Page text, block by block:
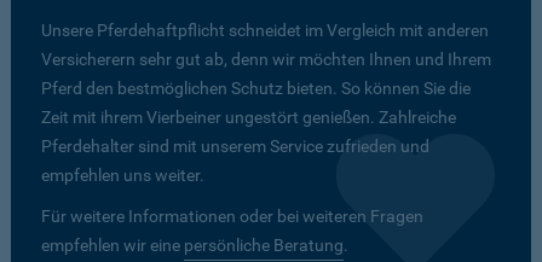
Unsere Pferdehaftpflicht schneidet im Vergleich mit anderen
Versicherern sehr gut ab, denn wir möchten Ihnen und Ihrem
Pferd den bestmöglichen Schutz bieten. So können Sie die
Zeit mit ihrem Vierbeiner ungestört genießen. Zahlreiche
Pferdehalter sind mit unserem Service zufrieden und
empfehlen uns weiter.
Für weitere Informationen oder bei weiteren Fragen
empfehlen wir eine persönliche Beratung.